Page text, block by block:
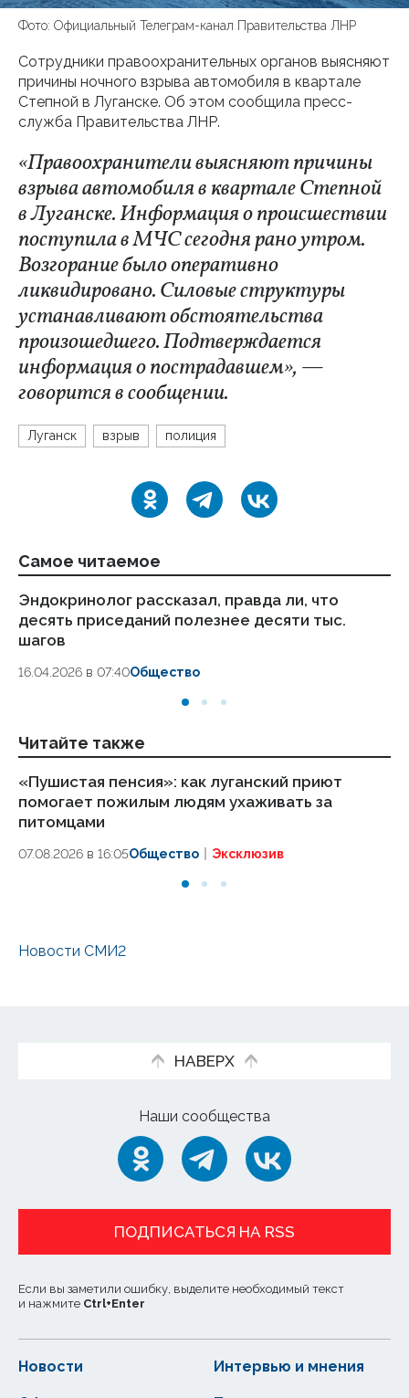
Фото: Официальный Телеграм-канал Правительства ЛНР
Сотрудники правоохранительных органов выясняют
причины ночного взрыва автомобиля в квартале
Степной в Луганске. Об этом сообщила пресс-
служба Правительства ЛНР.
«Правоохранители выясняют причины
взрыва автомобиля в квартале Степной
в Луганске. Информация о происшествии
поступила в МЧС сегодня рано утром.
Возгорание было оперативно
ликвидировано. Силовые структуры
устанавливают обстоятельства
произошедшего. Подтверждается
информация о пострадавшем», —
говорится в сообщении.
Луганск взрыв полиция
Самое читаемое
Эндокринолог рассказал, правда ли, что
десять приседаний полезнее десяти тыс.
шагов
16.04.2026 в 07:40Общество
Читайте также
«Пушистая пенсия»: как луганский приют
помогает пожилым людям ухаживать за
питомцами
07.08.2026 в 16:05Общество Эксклюзив
Новости СМИ2
НАВЕРХ
Наши сообщества
ПОДПИСАТЬСЯ НА RSS
Если вы заметили ошибку, выделите необходимый текст
и нажмите Ctrl+Enter
Новости Интервью и мнения